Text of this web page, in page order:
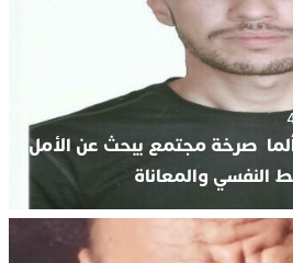
صرخة مجتمع يبحث عن الأمل
والمعاناة